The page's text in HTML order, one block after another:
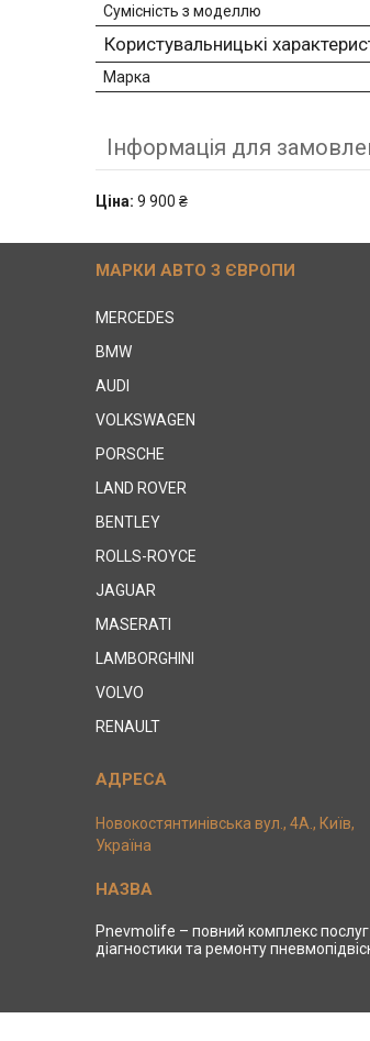
Сумісність з моделлю
Користувальницькі
Марка
Інформація для
Ціна: 9 900 ₴
МАРКИ АВТО З ЄВРОПИ
MERCEDES
BMW
AUDI
VOLKSWAGEN
PORSCHE
LAND ROVER
BENTLEY
ROLLS-ROYCE
JAGUAR
MASERATI
LAMBORGHINI
VOLVO
RENAULT
Новокостянтинівська вул., 4А., Київ,
Україна
Pnevmolife – повний комплекс послуг
діагностики та ремонту